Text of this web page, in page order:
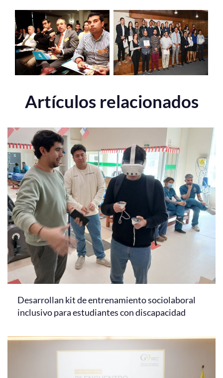
Artículos relacionados
Desarrollan kit de entrenamiento sociolaboral
inclusivo para estudiantes con discapacidad